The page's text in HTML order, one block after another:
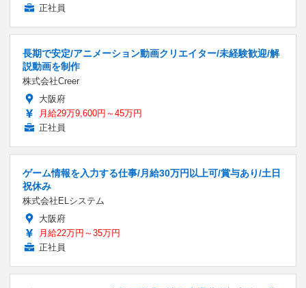
正社員
長期で安定/アニメーション動画クリエイター/未経験歓迎/解
説動画を制作
株式会社Creer
大阪府
月給29万9,600円～45万円
正社員
ゲーム情報を入力する仕事/月給30万円以上可/賞与あり/土日
祝休み
株式会社ELシステム
大阪府
月給22万円～35万円
正社員